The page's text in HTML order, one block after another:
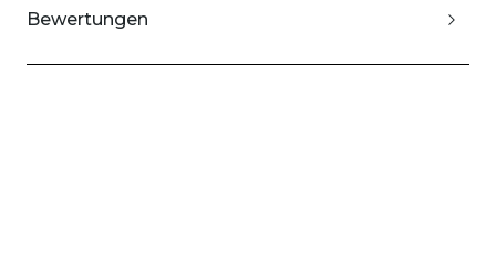
Bewertungen